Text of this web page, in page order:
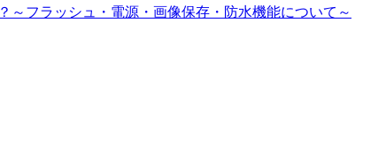
～フラッシュ・電源・画像保存・防水機能について～